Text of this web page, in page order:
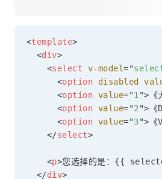
<template>
<div>
<select v-model="
<option disabled
<option value="1 ">
<option value="2 ">
<option value="3">
</select>
<p>您选择的是：{{
</div>